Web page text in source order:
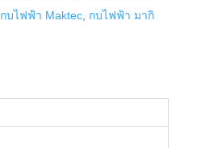
กบไฟฟ้า Maktec, กบไฟฟ้า มากิ